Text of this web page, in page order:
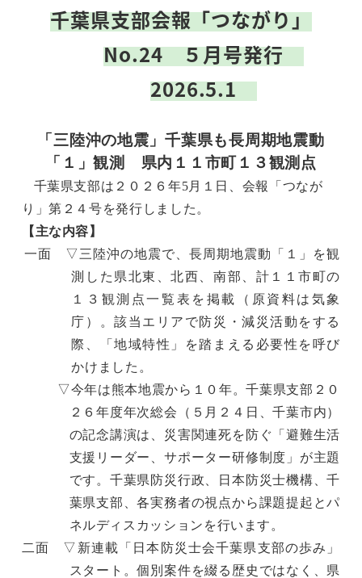
千葉県支部会報「つながり」
No.24 ５月号発行
2026.5.1
「三陸沖の地震」千葉県も長周期地震動
「１」観測 県内１１市町１３観測点
千葉県支部は２０２６年5月１日、会報「つなが
り」第２４号を発行しました。
【主な内容】
一面 ▽三陸沖の地震で、長周期地震動「１」を観
測した県北東、北西、南部、計１１市町の
１３観測点一覧表を掲載（原資料は気象
庁）。該当エリアで防災・減災活動をする
際、「地域特性」を踏まえる必要性を呼び
かけました。
▽今年は熊本地震から１０年。千葉県支部２０
２６年度年次総会（５月２４日、千葉市内）
の記念講演は、災害関連死を防ぐ「避難生活
支援リーダー、サポーター研修制度」が主題
です。千葉県防災行政、日本防災士機構、千
葉県支部、各実務者の視点から課題提起とパ
ネルディスカッションを行います。
二面 ▽新連載「日本防災士会千葉県支部の歩み」
スタート。個別案件を綴る歴史ではなく、県